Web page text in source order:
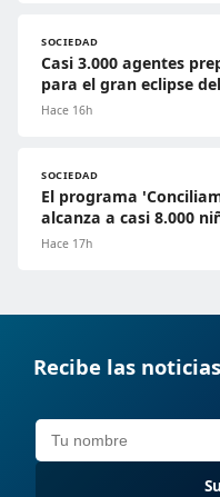
SOCIEDAD
Casi 3.000 agentes
para el gran eclipse
Hace 16h
SOCIEDAD
El programa
alcanza a casi 8.000
Hace 17h
Recibe las